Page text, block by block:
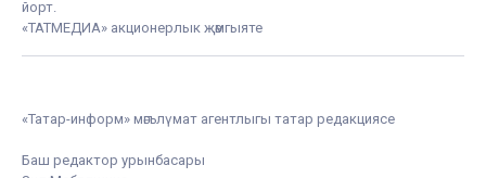
йорт.
«ТАТМЕДИА» акционерлык җәмгыяте
«Татар-информ» мәгълүмат агентлыгы татар редакциясе
Баш редактор урынбасары